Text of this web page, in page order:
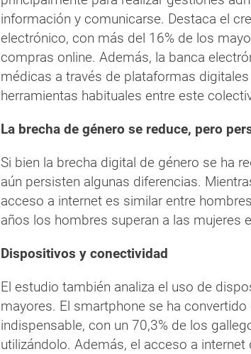
información y comunicarse. Destaca el
electrónico, con más del 16% de los
compras online. Además, la banca
médicas a través de plataformas
herramientas habituales entre este
La brecha de género se reduce, pero
Si bien la brecha digital de género se ha
aún persisten algunas diferencias.
acceso a internet es similar entre
años los hombres superan a las mujeres
Dispositivos y conectividad
El estudio también analiza el uso de
mayores. El smartphone se ha convertido
indispensable, con un 70,3% de los
utilizándolo. Además, el acceso a